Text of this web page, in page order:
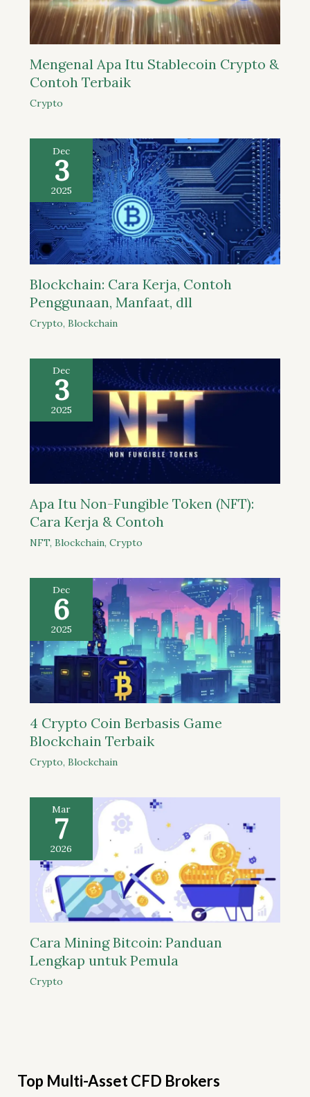
Mengenal Apa Itu Stablecoin Crypto &
Contoh Terbaik
Crypto
Dec
3
2025
Blockchain: Cara Kerja, Contoh
Penggunaan, Manfaat, dll
Crypto, Blockchain
Dec
3
2025
Apa Itu Non-Fungible Token (NFT):
Cara Kerja & Contoh
NFT, Blockchain, Crypto
Dec
6
2025
4 Crypto Coin Berbasis Game
Blockchain Terbaik
Crypto, Blockchain
Mar
7
2026
Cara Mining Bitcoin: Panduan
Lengkap untuk Pemula
Crypto
Top Multi-Asset CFD Brokers